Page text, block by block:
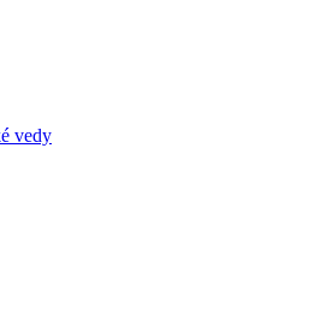
vedy